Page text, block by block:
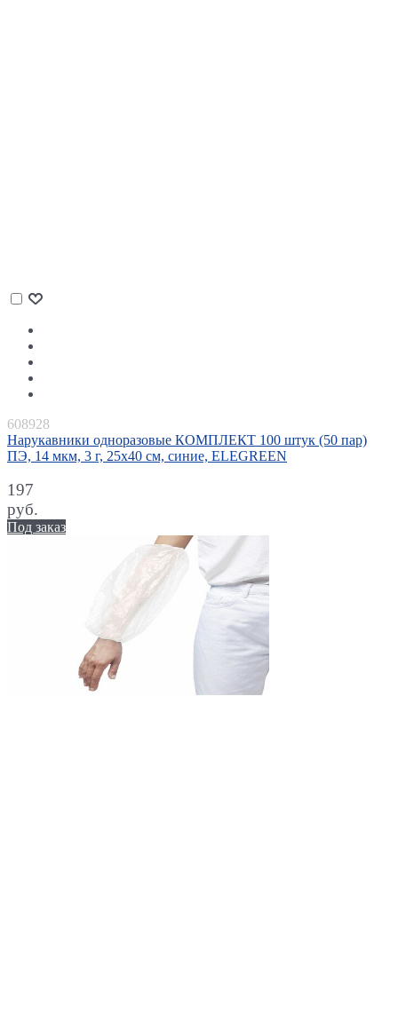
608928
Нарукавники одноразовые КОМПЛЕКТ 100 штук (50 пар)
ПЭ, 14 мкм, 3 г, 25х40 см, синие, ELEGREEN
197
руб.
Под заказ